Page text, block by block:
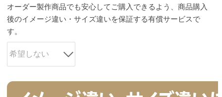
オーダー製作商品でも安心してご購入できるよう、商品購入
後のイメージ違い・サイズ違いを保証する有償サービスで
す。